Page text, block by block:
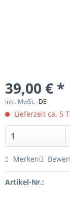
39,00 € *
inkl. MwSt.-DE
Lieferzeit ca. 5
Merken
Artikel-Nr.: